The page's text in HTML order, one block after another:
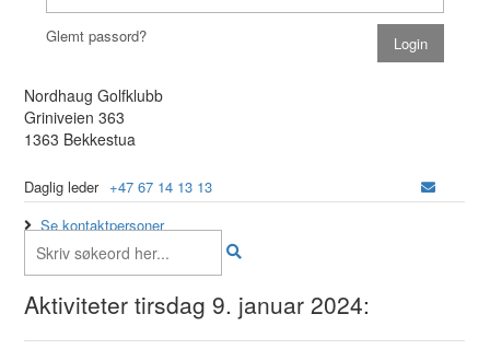
Glemt passord?
Nordhaug Golfklubb
Griniveien 363
1363 Bekkestua
Daglig leder +47 67 14 13 13
Se kontaktpersoner
Aktiviteter tirsdag 9. januar 2024: